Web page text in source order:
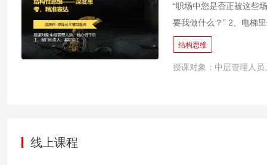
7曾在思维导图的会议研
统中快速构建秩序。化
略家”。
“职场中您是否正被这些
要我做什么？” 2、电梯
现价值的机会 3、团队熬
争论不休，散会后才发
显示，企业73%的沟通
结构思维
授课对象：中层管理人
线上课程